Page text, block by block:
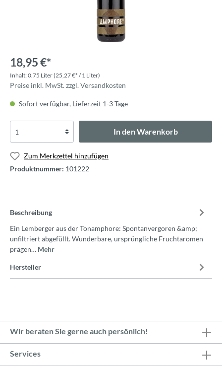
18,95 €*
Inhalt:0.75 Liter(25,27 €* / 1 Liter)
Preise inkl. MwSt. zzgl. Versandkosten
Sofort verfügbar, Lieferzeit 1-3 Tage
In den Warenkorb
Zum Merkzettel hinzufügen
Produktnummer: 101222
Beschreibung
Ein Lemberger aus der Tonamphore: Spontanvergoren &amp;
unfiltriert abgefüllt. Wunderbare, ursprüngliche Fruchtaromen
prägen… Mehr
Hersteller
Wir beraten Sie gerne auch persönlich!
Services